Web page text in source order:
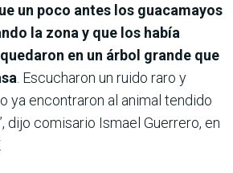
un poco antes los guacamayos
la zona y que los había
en un árbol grande que
. Escucharon un ruido raro y
ya encontraron al animal tendido
dijo comisario Ismael Guerrero, en